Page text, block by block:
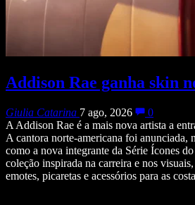
Addison Rae ganha skin
Giulia Catarina 7 ago, 2026
0
A Addison Rae é a mais nova artista a
A cantora norte-americana foi anunciada,
como a nova integrante da Série Ícones
coleção inspirada na carreira e nos
emotes, picaretas e acessórios para as